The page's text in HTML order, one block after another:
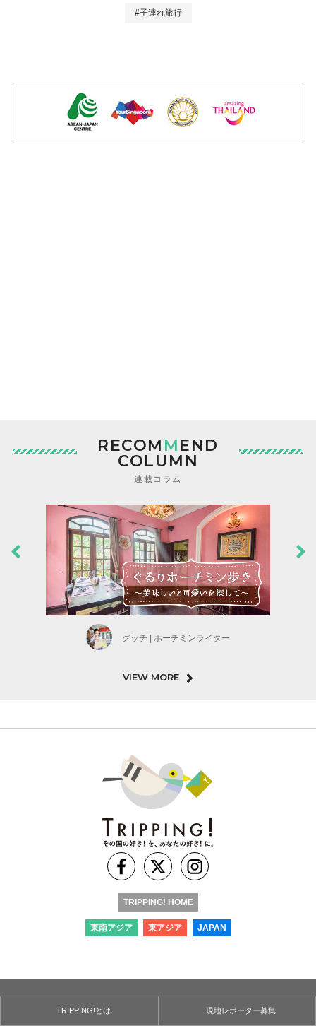
#子連れ旅行
RECOM MEND
COLUMN
連載コラム
グッチ | ホーチミンライター
VIEW MORE
TRIPPING! HOME
東南アジア 東アジア JAPAN
TRIPPING!とは 現地レポーター募集